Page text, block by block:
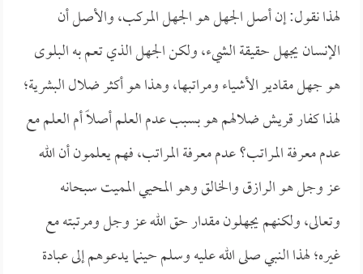
لهذا نقول: إن أصل الجهل هو الجهل المركب، والأصل أن
الإنسان يجهل حقيقة الشيء، ولكن الجهل الذي تعم به البلوى
هو جهل مقادير الأشياء ومراتبها، وهذا هو أكثر ضلال البشرية؛
لهذا كفار قريش ضلالهم هو بسبب عدم العلم أصلاً أم العلم مع
عدم معرفة المراتب؟ عدم معرفة المراتب، فهم يعلمون أن الله
عز وجل هو الرازق والخالق وهو المحيي المميت سبحانه
وتعالى، ولكنهم يجهلون مقدار حق الله عز وجل ومرتبته مع
غيره؛ لهذا النبي صلى الله عليه وسلم حينما يدعوهم إلى عبادة